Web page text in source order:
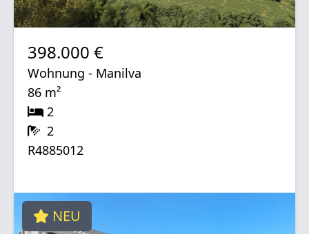
398.000 €
Wohnung - Manilva
86 m²
2
2
R4885012
NEU